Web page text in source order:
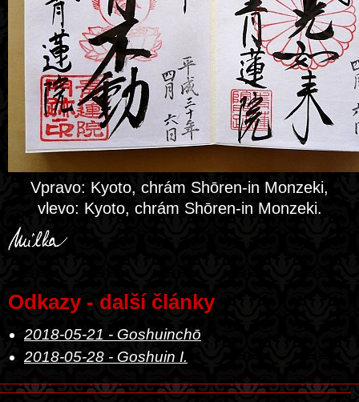
Vpravo: Kyoto, chrám Shōren-in Monzeki,
vlevo: Kyoto, chrám Shōren-in Monzeki.
Odkazy - další články
2018-05-21 - Goshuinchō
2018-05-28 - Goshuin I.